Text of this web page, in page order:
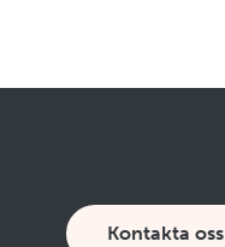
Kontakta oss